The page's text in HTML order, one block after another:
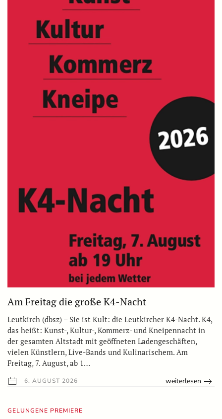
Am Freitag die große K4-Nacht
Leutkirch (dbsz) – Sie ist Kult: die Leutkircher K4-Nacht. K4,
das heißt: Kunst-, Kultur-, Kommerz- und Kneipennacht in
der gesamten Altstadt mit geöffneten Ladengeschäften,
vielen Künstlern, Live-Bands und Kulinarischem. Am
Freitag, 7. August, ab 1…
6. AUGUST 2026 weiterlesen
GELUNGENE PREMIERE